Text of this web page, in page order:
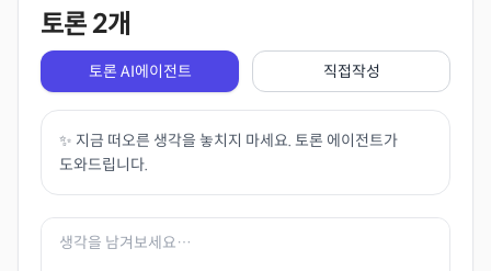
토론2개
토론 AI에이전트 직접작성
✨ 지금 떠오른 생각을 놓치지 마세요. 토론 에이전트가
도와드립니다.